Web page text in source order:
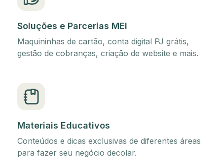
Soluções e Parcerias MEI
Maquininhas de cartão, conta digital PJ grátis,
gestão de cobranças, criação de website e mais.
Materiais Educativos
Conteúdos e dicas exclusivas de diferentes áreas
para fazer seu negócio decolar.